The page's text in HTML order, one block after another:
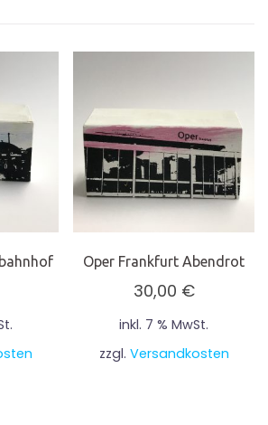
Oper Frankfurt Abendrot
30,00 €
inkl. 7 % MwSt.
zzgl. Versandkosten